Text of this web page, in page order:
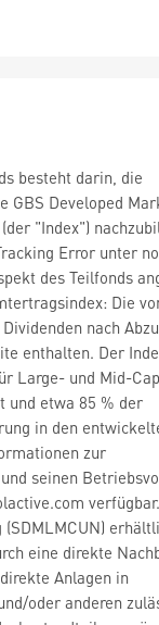
besteht darin, die
GBS Developed
"Index")
Error unter
des Teilfonds
Die
nach
enthalten. Der
Large- und Mid-
und etwa 85 % der
in den
zur
seinen
eine direkte
Anlagen in
oder anderen